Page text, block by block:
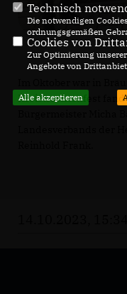
Kreistrachtenfest fand
Technisch
Die notwendigen
ordnungsgemäßen
Cookies von
Zur Optimierung
Angebote von
Alle akzeptieren